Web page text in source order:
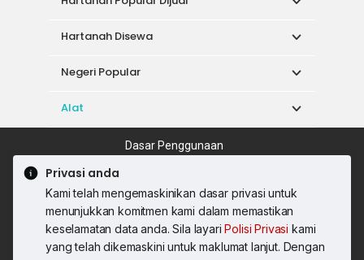
Privasi anda
Kami telah mengemaskinikan dasar privasi untuk
menunjukkan komitmen kami dalam memastikan
keselamatan data anda. Sila layariPolisi Privasi kami
yang telah dikemaskini untuk maklumat lanjut. Dengan
Hartanah Disewa
Negeri Popular
Alat
Dasar Penggunaan
Syarat Perkhidmatan
© 2026 PropertyGuru International (Malaysia)
Sdn. Bhd.
201001036744 (920667-W) Semua hak